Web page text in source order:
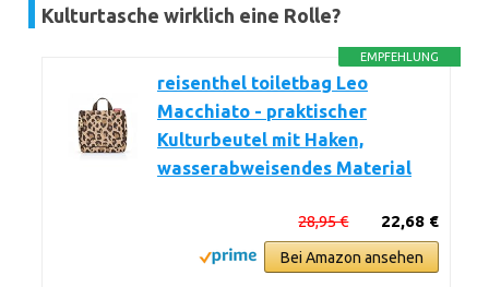
Kulturtasche wirklich eine Rolle?
EMPFEHLUNG
reisenthel toiletbag Leo
Macchiato - praktischer
Kulturbeutel mit Haken,
wasserabweisendes Material
22,68 €
28,95 €
Bei Amazon ansehen